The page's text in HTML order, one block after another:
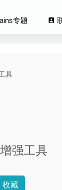
专题
强工具
收藏
2021-09-26
13